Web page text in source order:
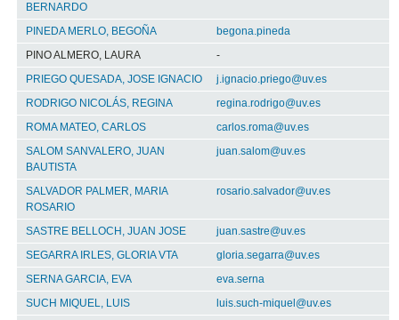
BERNARDO
PINEDA MERLO, BEGOÑA
begona.pineda
PINO ALMERO, LAURA
-
PRIEGO QUESADA, JOSE IGNACIO
j.ignacio.priego@uv.es
RODRIGO NICOLÁS, REGINA
regina.rodrigo@uv.es
ROMA MATEO, CARLOS
carlos.roma@uv.es
SALOM SANVALERO, JUAN
BAUTISTA
juan.salom@uv.es
SALVADOR PALMER, MARIA
ROSARIO
rosario.salvador@uv.es
SASTRE BELLOCH, JUAN JOSE
juan.sastre@uv.es
SEGARRA IRLES, GLORIA VTA
gloria.segarra@uv.es
SERNA GARCIA, EVA
eva.serna
SUCH MIQUEL, LUIS
luis.such-miquel@uv.es